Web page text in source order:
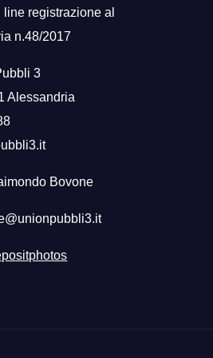
registrazione al
n.48/2017
3
Alessandria
Bovone